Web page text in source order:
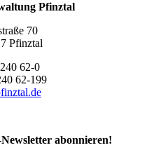
Pfinztal
70
Pfinztal
62-0
62-199
abonnieren!